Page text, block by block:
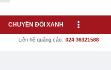
CHUYỂN ĐỔI XANH
Liên hệ quảng cáo: 024 36321588